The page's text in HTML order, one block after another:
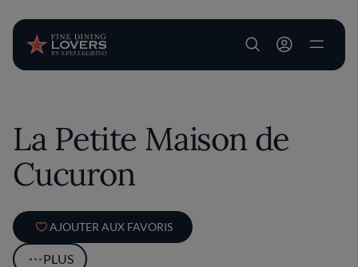
User account
La Petite Maison de
Cucuron
AJOUTER AUX FAVORIS
PLUS